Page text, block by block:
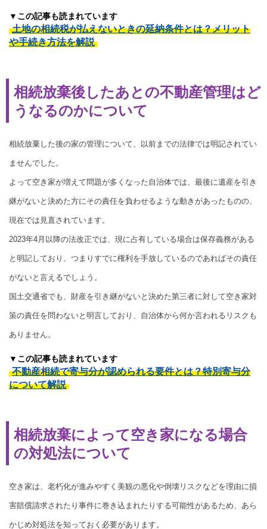
▼この記事も読まれています
土地の相続税が払えないときの延納条件とは？メリット
や手続き方法を解説
相続放棄後したあとの不動産管理はど
うなるのかについて
相続放棄した後の家の管理について、以前までの法律では明記されてい
ませんでした。
よって空き家が増えて問題が多くなった自治体では、最後に遺産を引き
継がないと決めた方にその責任を負わせるような動きがあったものの、
現在では見直されています。
2023年4月以降の法改正では、現に占有している場合は保存義務がある
と明記しており、つまりすでに権利を手放しているのであればその責任
がないと言えるでしょう。
国土交通省でも、財産を引き継がないと決めた第三者に対して空き家対
策の責任を問わないと明言しており、自治体から何か言われるリスクも
ありません。
▼この記事も読まれています
不動産相続で寄与分が認められる要件とは？特別寄与分
について解説
相続放棄によって空き家になる場合
の対処法について
空き家は、老朽化が進みやすく美観の悪化や倒壊リスクなどを理由に損
害賠償請求されたり事件に巻き込まれたりする可能性があるため、あら
かじめ対処法を知っておく必要があります。